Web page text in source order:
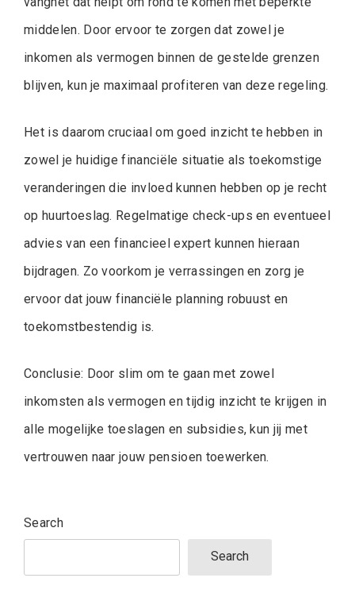
middelen. Door ervoor te zorgen dat zowel je
inkomen als vermogen binnen de gestelde grenzen
blijven, kun je maximaal profiteren van deze regeling.
Het is daarom cruciaal om goed inzicht te hebben in
zowel je huidige financiële situatie als toekomstige
veranderingen die invloed kunnen hebben op je recht
op huurtoeslag. Regelmatige check-ups en eventueel
advies van een financieel expert kunnen hieraan
bijdragen. Zo voorkom je verrassingen en zorg je
ervoor dat jouw financiële planning robuust en
toekomstbestendig is.
Conclusie: Door slim om te gaan met zowel
inkomsten als vermogen en tijdig inzicht te krijgen in
alle mogelijke toeslagen en subsidies, kun jij met
vertrouwen naar jouw pensioen toewerken.
Search
Search